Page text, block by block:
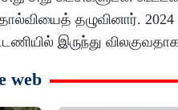
தழுவினார்.
இருந்து
web